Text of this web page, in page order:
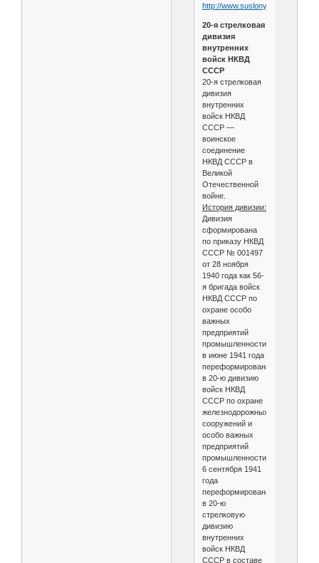
http://www.suslony.ru/
20-я стрелковая
дивизия
внутренних
войск НКВД
СССР
20-я стрелковая
дивизия
внутренних
войск НКВД
СССР —
воинское
соединение
НКВД СССР в
Великой
Отечественной
войне.
История дивизии:
Дивизия
сформирована
по приказу НКВД
СССР № 001497
от 28 ноября
1940 года как 56-
я бригада войск
НКВД СССР по
охране особо
важных
предприятий
промышленности,
в июне 1941 года
переформирована
в 20-ю дивизию
войск НКВД
СССР по охране
железнодорожных
сооружений и
особо важных
предприятий
промышленности,
6 сентября 1941
года
переформирована
в 20-ю
стрелковую
дивизию
внутренних
войск НКВД
СССР в составе